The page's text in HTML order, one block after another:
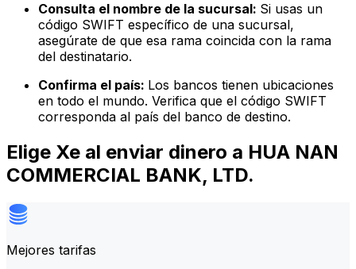
Consulta el nombre de la sucursal: Si usas un
código SWIFT específico de una sucursal,
asegúrate de que esa rama coincida con la rama
del destinatario.
Confirma el país: Los bancos tienen ubicaciones
en todo el mundo. Verifica que el código SWIFT
corresponda al país del banco de destino.
Elige Xe al enviar dinero a HUA NAN
COMMERCIAL BANK, LTD.
Mejores tarifas